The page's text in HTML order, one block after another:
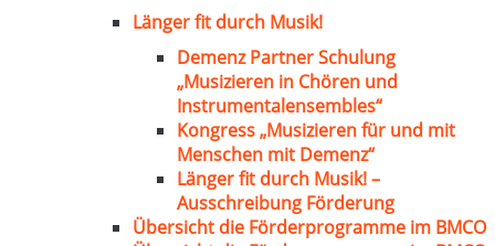
Länger fit durch Musik!
Demenz Partner Schulung
„Musizieren in Chören und
Instrumentalensembles“
Kongress „Musizieren für und mit
Menschen mit Demenz“
Länger fit durch Musik! –
Ausschreibung Förderung
Übersicht die Förderprogramme im BMCO